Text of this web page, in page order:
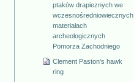
ptaków drapieznych we
wczesnośredniowiecznych
materiałach
archeologicznych
Pomorza Zachodniego
Clement Paston's hawk
ring